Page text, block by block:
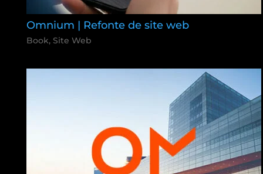
Omnium | Refonte de site web
Book, Site Web